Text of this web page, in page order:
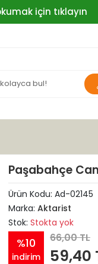
için tıklayın
Paşabahçe
Ürün Kodu: Ad-02145
Marka: Aktarist
Stok: Stokta yok
%10
indirim
66,00 TL
59,40